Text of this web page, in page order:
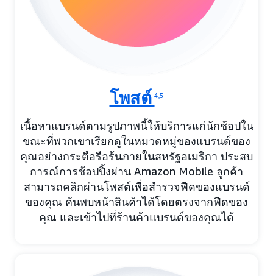
โพสต์4,5
เนื้อหาแบรนด์ตามรูปภาพนี้ให้บริการแก่นักช้อปใน
ขณะที่พวกเขาเรียกดูในหมวดหมู่ของแบรนด์ของ
คุณอย่างกระตือรือร้นภายในสหรัฐอเมริกา ประสบ
การณ์การช้อปปิ้งผ่าน Amazon Mobile ลูกค้า
สามารถคลิกผ่านโพสต์เพื่อสำรวจฟีดของแบรนด์
ของคุณ ค้นพบหน้าสินค้าได้โดยตรงจากฟีดของ
คุณ และเข้าไปที่ร้านค้าแบรนด์ของคุณได้